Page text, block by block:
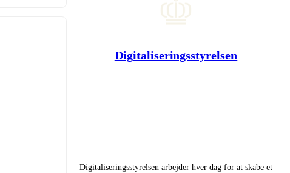
Digitaliseringsstyrelsen
Digitaliseringsstyrelsen arbejder hver dag for at skabe et